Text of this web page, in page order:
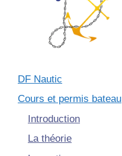
DF Nautic
Cours et permis bateau
Introduction
La théorie